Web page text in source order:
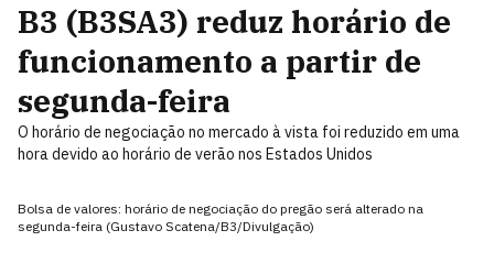
B3 (B3SA3) reduz horário de
funcionamento a partir de
segunda-feira
O horário de negociação no mercado à vista foi reduzido em uma
hora devido ao horário de verão nos Estados Unidos
Bolsa de valores: horário de negociação do pregão será alterado na
segunda-feira (Gustavo Scatena/B3/Divulgação)